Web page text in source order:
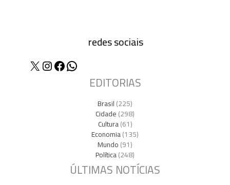
redes sociais
X Instagram
Facebook
WhatsApp
EDITORIAS
Brasil(225)
Cidade(298)
Cultura(61)
Economia(135)
Mundo(91)
Política(248)
ÚLTIMAS NOTÍCIAS